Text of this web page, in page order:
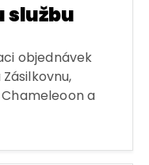
službu
objednávek
a